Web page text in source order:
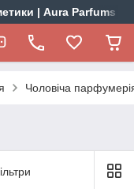
| Aura Parfums
Чоловіча